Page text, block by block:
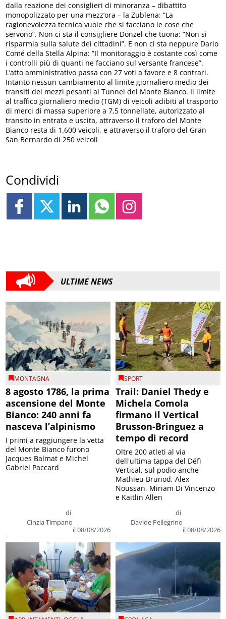
dalla reazione dei consiglieri di minoranza – dibattito
monopolizzato per una mezz’ora – la Zublena: ”La
ragionevolezza tecnica vuole che si facciano le cose che
servono”. Non ci sta il consigliere Donzel che tuona: ”Non si
risparmia sulla salute dei cittadini”. E non ci sta neppure Dario
Comé della Stella Alpina: ”Il monitoraggio è costante così come
i controlli più di quanti ne facciano sul versante francese”.
L’atto amministrativo passa con 27 voti a favore e 8 contrari.
Intanto nessun cambiamento al limite giornaliero medio dei
transiti dei mezzi pesanti al Tunnel del Monte Bianco. Il limite
al traffico giornaliero medio (TGM) di veicoli adibiti al trasporto
di merci di massa superiore a 7,5 tonnellate, autorizzato al
transito in entrata e uscita, attraverso il traforo del Monte
Bianco resta di 1.600 veicoli, e attraverso il traforo del Gran
San Bernardo di 250 veicoli
Condividi
ULTIME NEWS
MONTAGNA
8 agosto 1786, la prima
ascensione del Monte
Bianco: 240 anni fa
nasceva l’alpinismo
di
Cinzia Timpano
il 08/08/2026
I primi a raggiungere la vetta
del Monte Bianco furono
Jacques Balmat e Michel
Gabriel Paccard
SPORT
Trail: Daniel Thedy e
Michela Comola
firmano il Vertical
Brusson-Bringuez a
tempo di record
di
Davide Pellegrino
il 08/08/2026
Oltre 200 atleti al via
dell'ultima tappa del Défì
Vertical, sul podio anche
Mathieu Brunod, Alex
Noussan, Miriam Di Vincenzo
e Kaitlin Allen